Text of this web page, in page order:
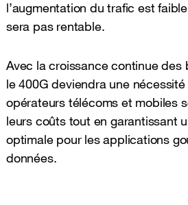
l’augmentation du trafic est
sera pas rentable.
Avec la croissance continue des
le 400G deviendra une
opérateurs télécoms et mobiles
leurs coûts tout en garantissant
optimale pour les applications
données.